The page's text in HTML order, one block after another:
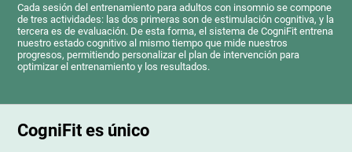
Cada sesión del entrenamiento para adultos con insomnio se compone
de tres actividades: las dos primeras son de estimulación cognitiva, y la
tercera es de evaluación. De esta forma, el sistema de CogniFit entrena
nuestro estado cognitivo al mismo tiempo que mide nuestros
progresos, permitiendo personalizar el plan de intervención para
optimizar el entrenamiento y los resultados.
CogniFit es único